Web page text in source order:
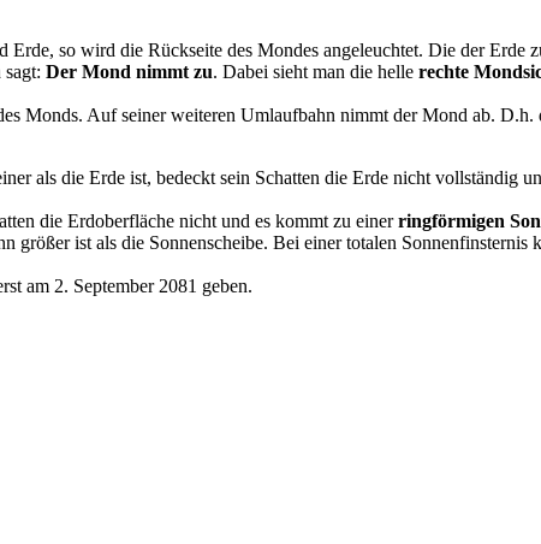
so wird die Rückseite des Mondes angeleuchtet. Die der Erde
Der Mond nimmt zu. Dabei sieht man die helle rechte
Monds. Auf seiner weiteren Umlaufbahn nimmt der Mond ab. D.h.
als die Erde ist, bedeckt sein Schatten die Erde nicht vollständig
die Erdoberfläche nicht und es kommt zu einerringförmigen
ist als die Sonnenscheibe. Bei einer totalen Sonnenfinsternis
am 2. September 2081 geben.